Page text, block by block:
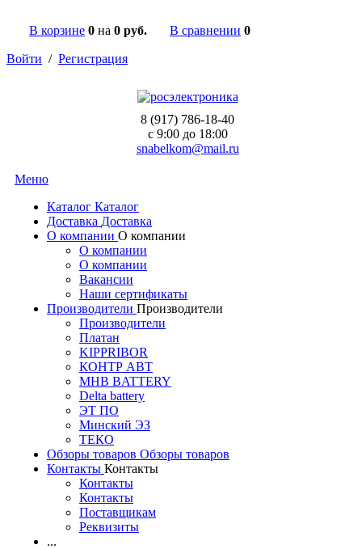
В корзине 0 на 0 руб. В сравнении 0
Войти / Регистрация
8 (917) 786-18-40
c 9:00 до 18:00
snabelkom@mail.ru
Меню
Каталог Каталог
Доставка Доставка
О компании О компании
О компании
О компании
Вакансии
Наши сертификаты
Производители Производители
Производители
Платан
KIPPRIBOR
КОНТР АВТ
MHB BATTERY
Delta battery
ЭT ПО
Минский ЭЗ
ТЕКО
Обзоры товаров Обзоры товаров
Контакты Контакты
Контакты
Контакты
Поставщикам
Реквизиты
...